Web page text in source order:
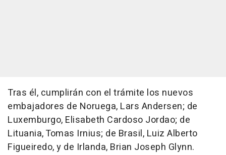
Tras él, cumplirán con el trámite los nuevos
embajadores de Noruega, Lars Andersen; de
Luxemburgo, Elisabeth Cardoso Jordao; de
Lituania, Tomas Irnius; de Brasil, Luiz Alberto
Figueiredo, y de Irlanda, Brian Joseph Glynn.